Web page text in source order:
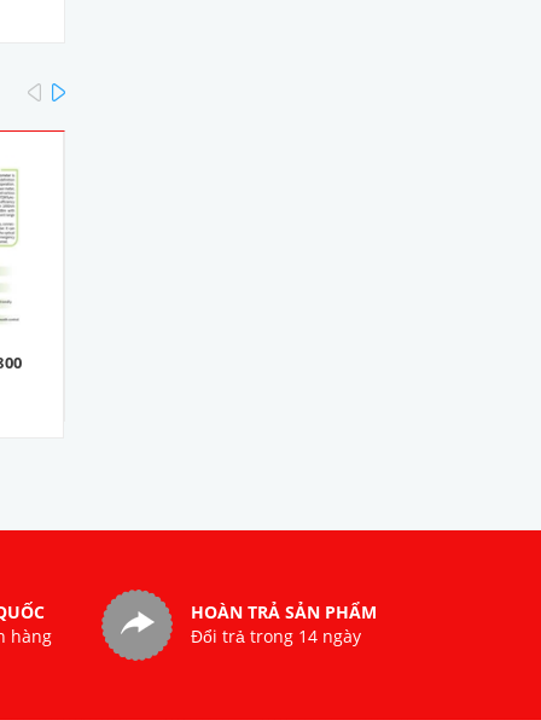
prev
hàng
HOÀN TRẢ SẢN PHẨM
Đổi trả trong 14 ngày